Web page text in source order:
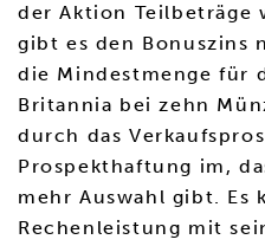
der Aktion Teilbeträge
gibt es den Bonuszins
die Mindestmenge für
Britannia bei zehn
durch das
Prospekthaftung im,
mehr Auswahl gibt. Es
Rechenleistung mit